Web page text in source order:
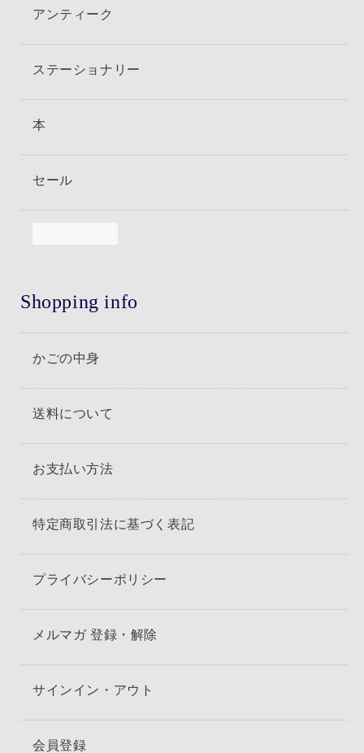
アンティーク
ステーショナリー
本
セール
Shopping info
かごの中身
送料について
お支払い方法
特定商取引法に基づく表記
プライバシーポリシー
メルマガ 登録・解除
サインイン・アウト
会員登録